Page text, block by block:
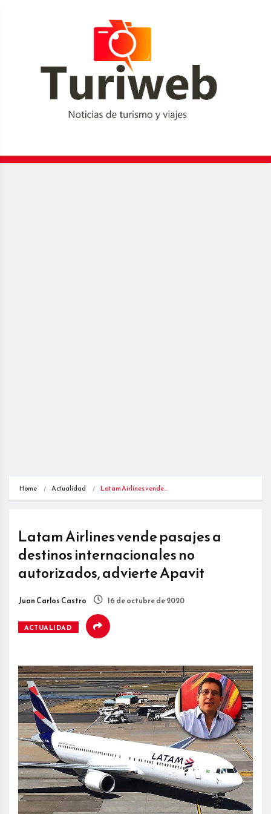
Home Actualidad Latam Airlines vende…
Latam Airlines vende pasajes a
destinos internacionales no
autorizados, advierte Apavit
Juan Carlos Castro 16 de octubre de 2020
ACTUALIDAD